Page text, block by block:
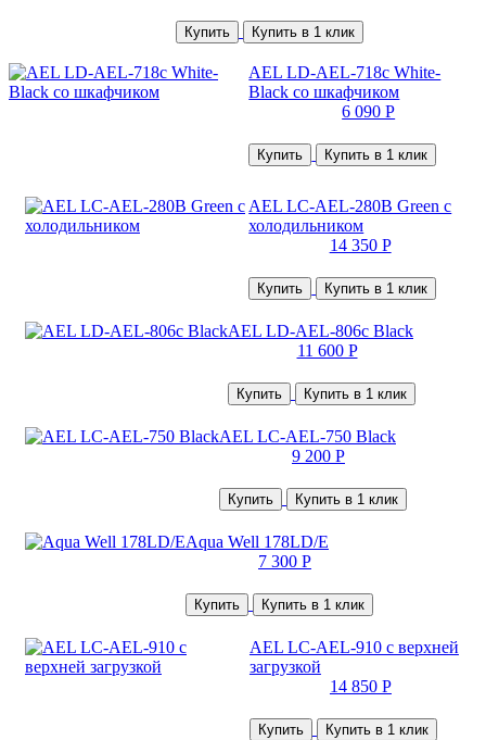
Купить Купить в 1 клик
AEL LD-AEL-718c White-
Black со шкафчиком
6 090 Р
Купить Купить в 1 клик
AEL LC-AEL-280B Green с
холодильником
14 350 Р
Купить Купить в 1 клик
AEL LD-AEL-806c Black
11 600 Р
Купить Купить в 1 клик
AEL LC-AEL-750 Black
9 200 Р
Купить Купить в 1 клик
Aqua Well 178LD/E
7 300 Р
Купить Купить в 1 клик
AEL LC-AEL-910 с верхней
загрузкой
14 850 Р
Купить Купить в 1 клик